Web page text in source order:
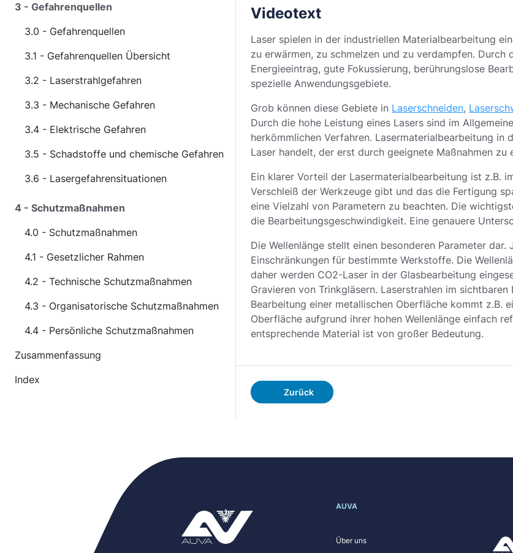
3 - Gefahrenquellen
3.0 - Gefahrenquellen
3.1 - Gefahrenquellen Übersicht
3.2 - Laserstrahlgefahren
3.3 - Mechanische Gefahren
3.4 - Elektrische Gefahren
3.5 - Schadstoffe und chemische Gefahren
3.6 - Lasergefahrensituationen
4 - Schutzmaßnahmen
4.0 - Schutzmaßnahmen
4.1 - Gesetzlicher Rahmen
4.2 - Technische Schutzmaßnahmen
4.3 - Organisatorische Schutzmaßnahmen
4.4 - Persönliche Schutzmaßnahmen
Zusammenfassung
Index
Videotext
Laser spielen in der industriellen Materialbearbeitung
zu erwärmen, zu schmelzen und zu verdampfen.
Energieeintrag, gute Fokussierung, berührungslose
spezielle Anwendungsgebiete.
Grob können diese Gebiete in Laserschneiden,
Durch die hohe Leistung eines Lasers sind im
herkömmlichen Verfahren. Lasermaterialbearbeitung in
Laser handelt, der erst durch geeignete Maßnahmen
Ein klarer Vorteil der Lasermaterialbearbeitung ist z.B.
Verschleiß der Werkzeuge gibt und das die Fertigung
eine Vielzahl von Parametern zu beachten. Die
die Bearbeitungsgeschwindigkeit. Eine genauere
Die Wellenlänge stellt einen besonderen Parameter
Einschränkungen für bestimmte Werkstoffe. Die
daher werden CO2-Laser in der Glasbearbeitung
Gravieren von Trinkgläsern. Laserstrahlen im
Bearbeitung einer metallischen Oberfläche kommt z.B.
Oberfläche aufgrund ihrer hohen Wellenlänge einfach
entsprechende Material ist von großer Bedeutung.
Zurück
AUVA
Über uns